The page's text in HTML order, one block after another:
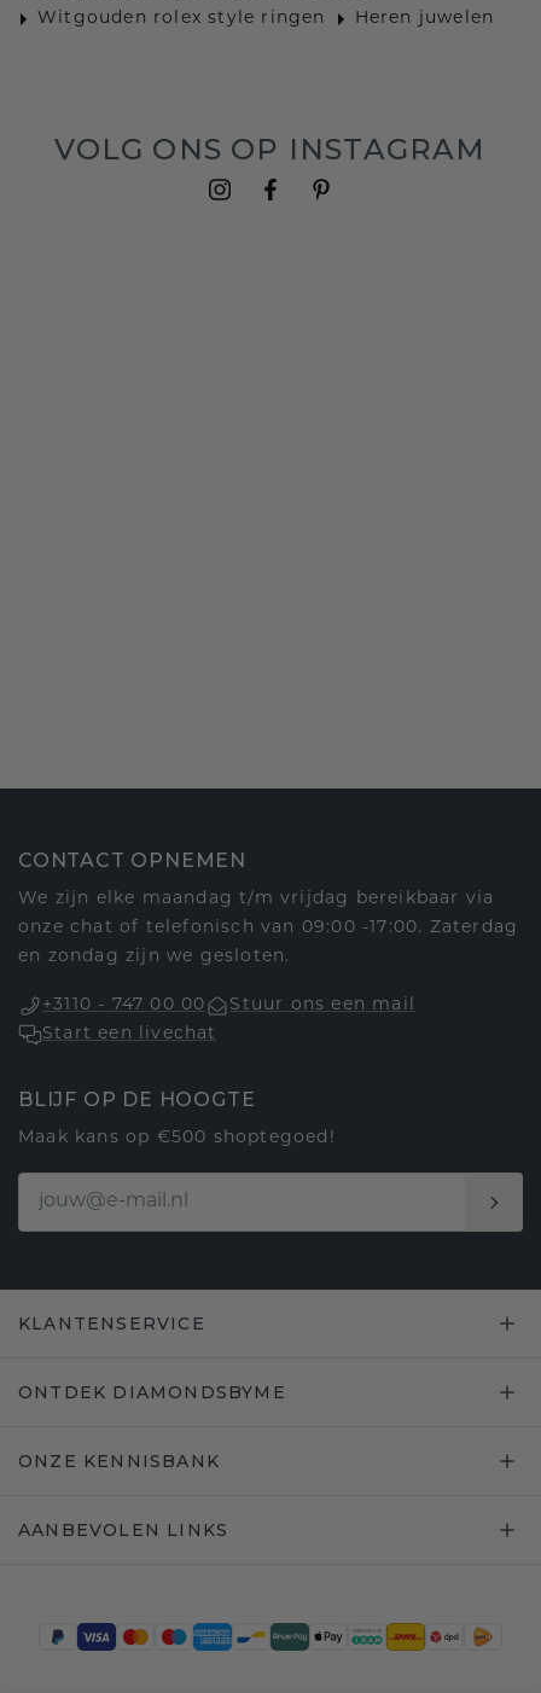
Witgouden rolex style ringen
Heren juwelen
VOLG ONS OP INSTAGRAM
CONTACT OPNEMEN
We zijn elke maandag t/m vrijdag bereikbaar via
onze chat of telefonisch van 09:00 -17:00. Zaterdag
en zondag zijn we gesloten.
+3110 - 747 00 00
Stuur ons een mail
Start een livechat
BLIJF OP DE HOOGTE
Maak kans op €500 shoptegoed!
KLANTENSERVICE
ONTDEK DIAMONDSBYME
ONZE KENNISBANK
AANBEVOLEN LINKS